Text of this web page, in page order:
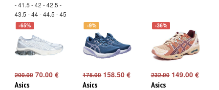
- 41.5 - 42 - 42.5 -
43.5 - 44 - 44.5 - 45
- 46 - 46.5
-65%
200.00 70.00 €
Asics
-9%
175.00158.50 €
Asics
-36%
232.00149.00 €
Asics